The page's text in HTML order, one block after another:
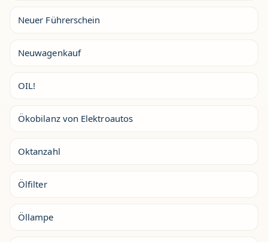
Neuer Führerschein
Neuwagenkauf
OIL!
Ökobilanz von Elektroautos
Oktanzahl
Ölfilter
Öllampe